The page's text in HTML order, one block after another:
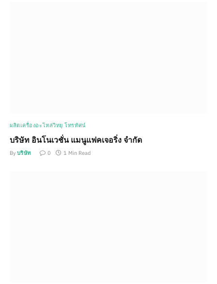
ผลิตเครื่องอะไหล่วิทยุ โทรทัศน์
บริษัท อินโนเวชั่น แมนูแฟคเจอริ่ง จำกัด
By บริษัท 0 1 Min Read